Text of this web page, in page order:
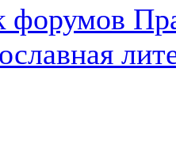
форумов